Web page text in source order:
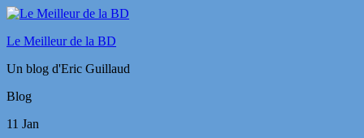
Le Meilleur de la BD
Un blog d'Eric Guillaud
Blog
11 Jan